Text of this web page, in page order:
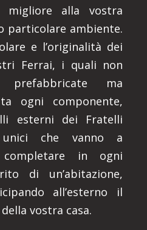
alla vostra
particolare ambiente.
e l’originalità dei
Ferrai, i quali non
ma
ogni componente,
esterni dei Fratelli
unici che vanno a
in ogni
di un’abitazione,
all’esterno il
vostra casa.